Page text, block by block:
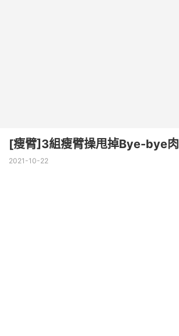
[瘦臂]3組瘦臂操甩掉Bye-bye肉
2021-10-22